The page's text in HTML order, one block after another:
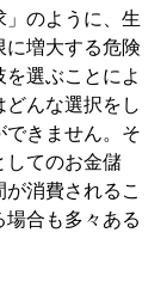
のように、生
に増大する危険
選ぶことによ
んな選択をし
できません。そ
してのお金儲
消費されるこ
合も多々ある